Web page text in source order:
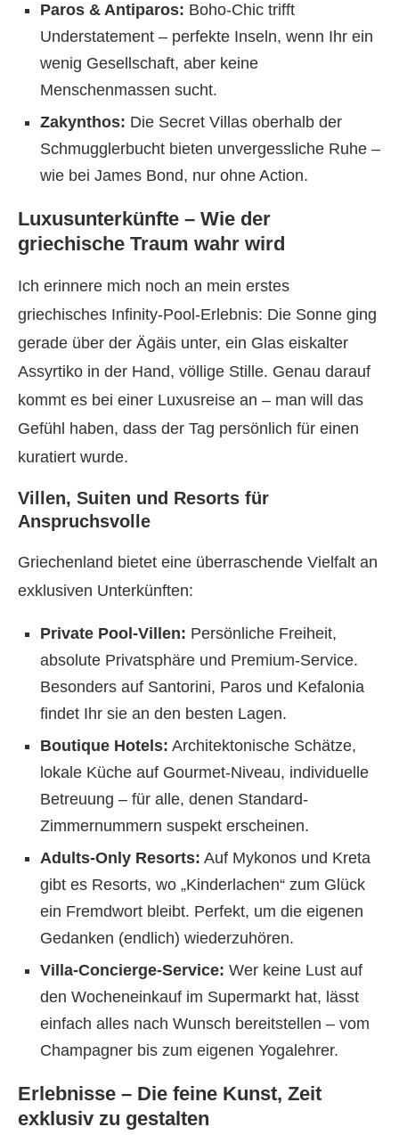
Paros & Antiparos: Boho-Chic trifft
Understatement – perfekte Inseln, wenn Ihr ein
wenig Gesellschaft, aber keine
Menschenmassen sucht.
Zakynthos: Die Secret Villas oberhalb der
Schmugglerbucht bieten unvergessliche Ruhe –
wie bei James Bond, nur ohne Action.
Luxusunterkünfte – Wie der
griechische Traum wahr wird
Ich erinnere mich noch an mein erstes
griechisches Infinity-Pool-Erlebnis: Die Sonne ging
gerade über der Ägäis unter, ein Glas eiskalter
Assyrtiko in der Hand, völlige Stille. Genau darauf
kommt es bei einer Luxusreise an – man will das
Gefühl haben, dass der Tag persönlich für einen
kuratiert wurde.
Villen, Suiten und Resorts für
Anspruchsvolle
Griechenland bietet eine überraschende Vielfalt an
exklusiven Unterkünften:
Private Pool-Villen: Persönliche Freiheit,
absolute Privatsphäre und Premium-Service.
Besonders auf Santorini, Paros und Kefalonia
findet Ihr sie an den besten Lagen.
Boutique Hotels: Architektonische Schätze,
lokale Küche auf Gourmet-Niveau, individuelle
Betreuung – für alle, denen Standard-
Zimmernummern suspekt erscheinen.
Adults-Only Resorts: Auf Mykonos und Kreta
gibt es Resorts, wo „Kinderlachen“ zum Glück
ein Fremdwort bleibt. Perfekt, um die eigenen
Gedanken (endlich) wiederzuhören.
Villa-Concierge-Service: Wer keine Lust auf
den Wocheneinkauf im Supermarkt hat, lässt
einfach alles nach Wunsch bereitstellen – vom
Champagner bis zum eigenen Yogalehrer.
Erlebnisse – Die feine Kunst, Zeit
exklusiv zu gestalten